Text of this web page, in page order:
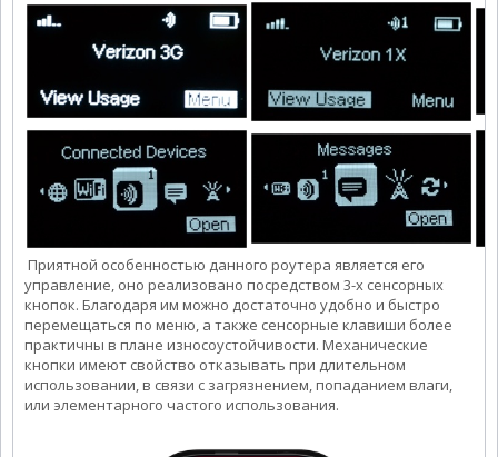
Приятной особенностью данного роутера является его
управление, оно реализовано посредством 3-х сенсорных
кнопок. Благодаря им можно достаточно удобно и быстро
перемещаться по меню, а также сенсорные клавиши более
практичны в плане износоустойчивости. Механические
кнопки имеют свойство отказывать при длительном
использовании, в связи с загрязнением, попаданием влаги,
или элементарного частого использования.